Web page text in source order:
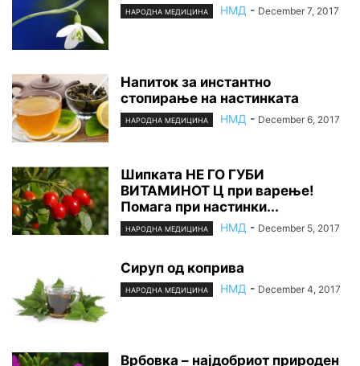
НАРОДНА МЕДИЦИНА НМД - December 7, 2017
Напиток за инстантно
стопирање на настинката
НАРОДНА МЕДИЦИНА НМД - December 6, 2017
Шипката НЕ ГО ГУБИ
ВИТАМИНОТ Ц при варење!
Помага при настинки...
НАРОДНА МЕДИЦИНА НМД - December 5, 2017
Сируп од коприва
НАРОДНА МЕДИЦИНА НМД - December 4, 2017
Врбовка – најдобриот природен